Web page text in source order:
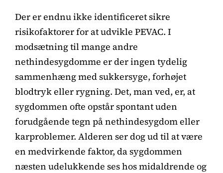
Der er endnu ikke identificeret sikre
risikofaktorer for at udvikle PEVAC. I
modsætning til mange andre
nethindesygdomme er der ingen tydelig
sammenhæng med sukkersyge, forhøjet
blodtryk eller rygning. Det, man ved, er, at
sygdommen ofte opstår spontant uden
forudgående tegn på nethindesygdom eller
karproblemer. Alderen ser dog ud til at være
en medvirkende faktor, da sygdommen
næsten udelukkende ses hos midaldrende og